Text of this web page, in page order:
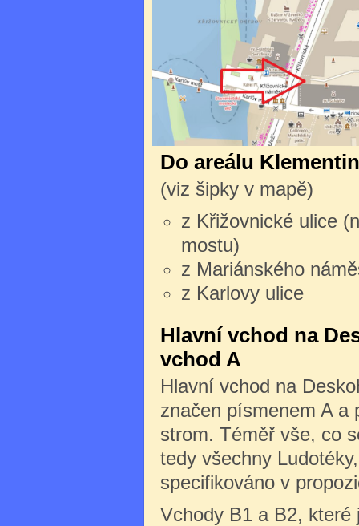
Do areálu
(viz šipky v mapě)
z Křižovnické ulice
mostu)
z Mariánského
z Karlovy ulice
Hlavní vchod na
vchod A
Hlavní vchod na
značen písmenem A a
strom. Téměř vše, co
tedy všechny
specifikováno v
Vchody B1 a B2, které